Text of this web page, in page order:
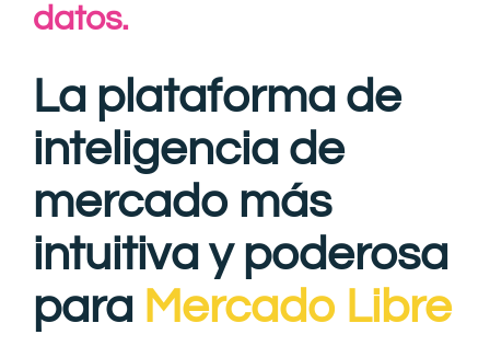
datos.
La plataforma de
inteligencia de
mercado más
intuitiva y poderosa
para Mercado Libre